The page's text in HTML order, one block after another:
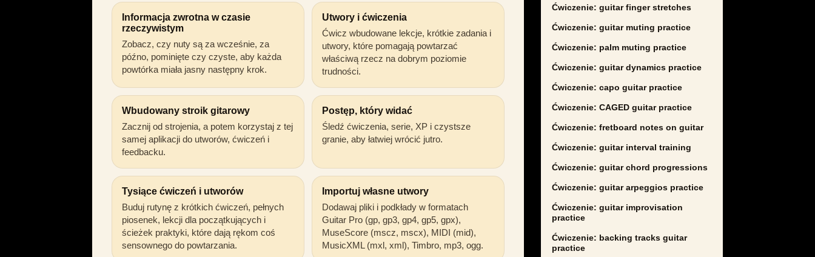
Informacja zwrotna w czasie
rzeczywistym
Zobacz, czy nuty są za wcześnie, za
późno, pominięte czy czyste, aby każda
powtórka miała jasny następny krok.
Utwory i ćwiczenia
Ćwicz wbudowane lekcje, krótkie zadania i
utwory, które pomagają powtarzać
właściwą rzecz na dobrym poziomie
trudności.
Wbudowany stroik gitarowy
Zacznij od strojenia, a potem korzystaj z tej
samej aplikacji do utworów, ćwiczeń i
feedbacku.
Postęp, który widać
Śledź ćwiczenia, serie, XP i czystsze
granie, aby łatwiej wrócić jutro.
Tysiące ćwiczeń i utworów
Buduj rutynę z krótkich ćwiczeń, pełnych
piosenek, lekcji dla początkujących i
ścieżek praktyki, które dają rękom coś
sensownego do powtarzania.
Importuj własne utwory
Dodawaj pliki i podkłady w formatach
Guitar Pro (gp, gp3, gp4, gp5, gpx),
MuseScore (mscz, mscx), MIDI (mid),
MusicXML (mxl, xml), Timbro, mp3, ogg.
Ćwiczenie: guitar finger stretches
Ćwiczenie: guitar muting practice
Ćwiczenie: palm muting practice
Ćwiczenie: guitar dynamics practice
Ćwiczenie: capo guitar practice
Ćwiczenie: CAGED guitar practice
Ćwiczenie: fretboard notes on guitar
Ćwiczenie: guitar interval training
Ćwiczenie: guitar chord progressions
Ćwiczenie: guitar arpeggios practice
Ćwiczenie: guitar improvisation
practice
Ćwiczenie: backing tracks guitar
practice